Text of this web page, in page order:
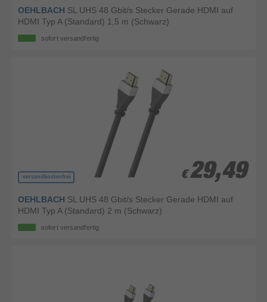
OEHLBACH SL UHS 48 Gbit/s Stecker Gerade HDMI auf
HDMI Typ A (Standard) 1,5 m (Schwarz)
sofort versandfertig
versandkostenfrei € 29,49
€ 29,49
OEHLBACH SL UHS 48 Gbit/s Stecker Gerade HDMI auf
HDMI Typ A (Standard) 2 m (Schwarz)
sofort versandfertig